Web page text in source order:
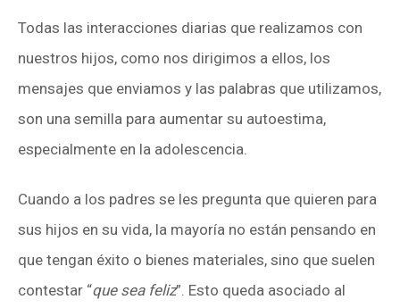
Todas las interacciones diarias que realizamos con
nuestros hijos, como nos dirigimos a ellos, los
mensajes que enviamos y las palabras que utilizamos,
son una semilla para aumentar su autoestima,
especialmente en la adolescencia.
Cuando a los padres se les pregunta que quieren para
sus hijos en su vida, la mayoría no están pensando en
que tengan éxito o bienes materiales, sino que suelen
contestar “que sea feliz”. Esto queda asociado al